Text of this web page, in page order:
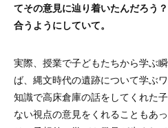
てその意見に辿り着いたんだろう
合うようにしていて。
実際、授業で子どもたちから学ぶ
ば、縄文時代の遺跡について学ぶ
知識で高床倉庫の話をしてくれた
ない視点の意見をくれることもあ